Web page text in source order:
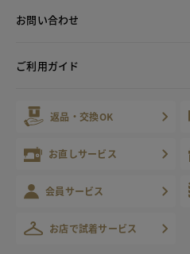
お問い合わせ
ご利用ガイド
返品・交換OK
お直しサービス
会員サービス
お店で試着サービス